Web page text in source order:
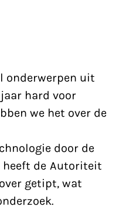
onderwerpen uit
hard voor
we het over de
door de
heeft de Autoriteit
getipt, wat